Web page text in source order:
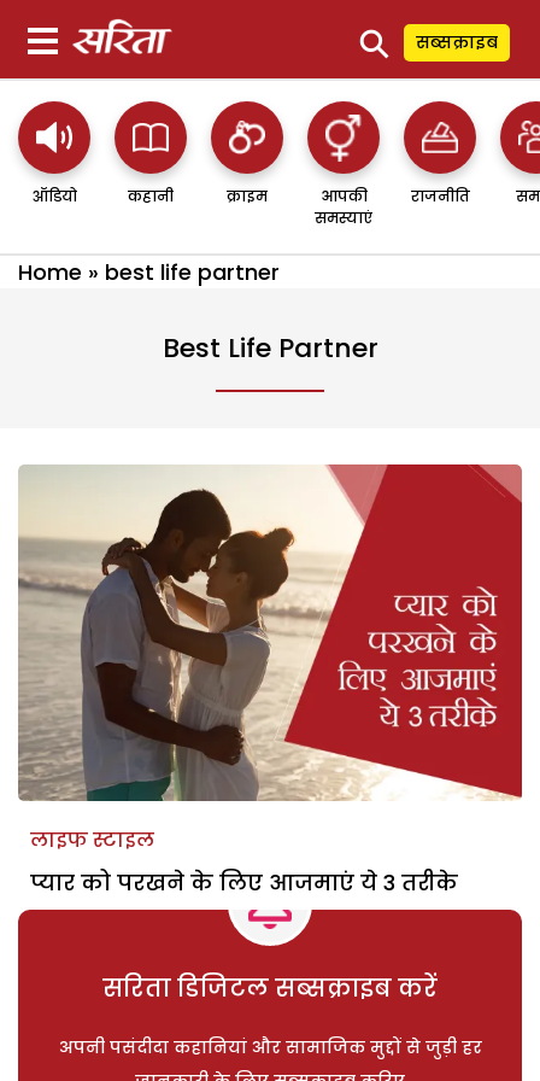
⚲ सब्सक्राइब
ऑडियो कहानी क्राइम
आपकी
समस्याएं
राजनीति
Home » best life partner
Best Life Partner
लाइफ स्टाइल
प्यार को परखने के लिए आजमाएं ये 3 तरीके
सरिता डिजिटल सब्सक्राइब करें
अपनी पसंदीदा कहानियां और सामाजिक मुद्दों से जुड़ी हर